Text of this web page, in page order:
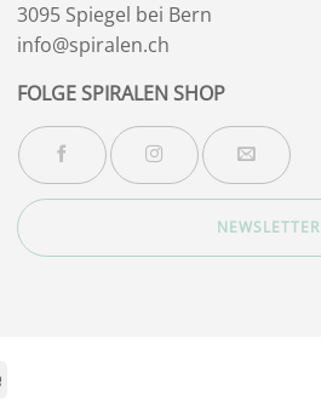
3095 Spiegel bei Bern
info@spiralen.ch
FOLGE SPIRALEN SHOP
NEWSLETTER
Stripe